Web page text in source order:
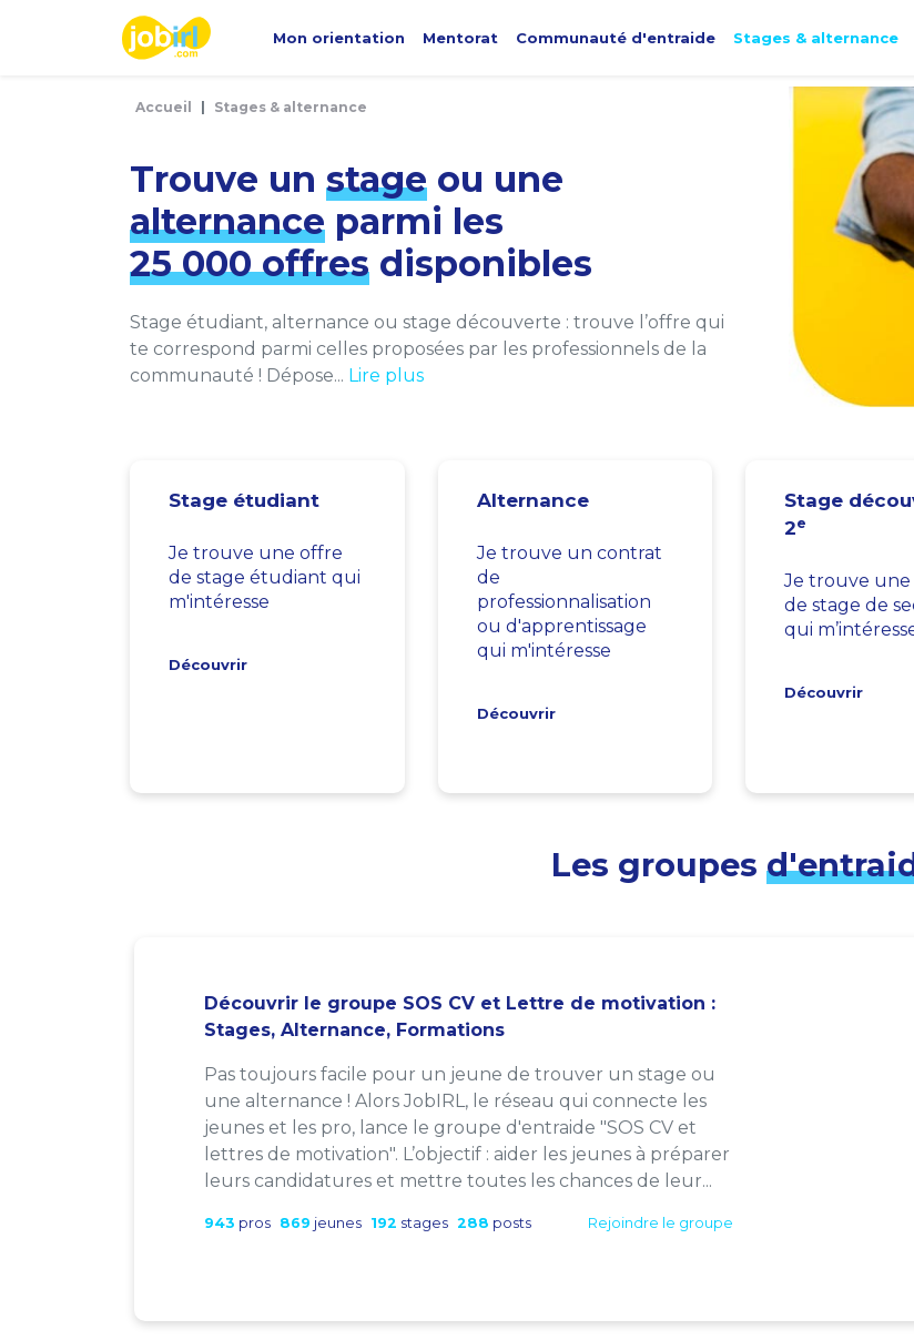
Mon orientation Mentorat Communauté d'entraide Stages & alternance
Accueil Stages & alternance
Trouve un stage ou une
alternance parmi les
25 000 offres disponibles
Stage étudiant, alternance ou stage découverte : trouve l’offre qui
te correspond parmi celles proposées par les professionnels de la
communauté ! Dépose... Lire plus
Stage étudiant
Je trouve une offre
de stage étudiant qui
m'intéresse
Découvrir
Alternance
Je trouve un contrat
de
professionnalisation
ou d'apprentissage
qui m'intéresse
Découvrir
Stage
2e
Je trouve
de stage de
qui
Découvrir
Les groupes
Découvrir le groupe SOS CV et Lettre de motivation :
Stages, Alternance, Formations
Pas toujours facile pour un jeune de trouver un stage ou
une alternance ! Alors JobIRL, le réseau qui connecte les
jeunes et les pro, lance le groupe d'entraide "SOS CV et
lettres de motivation". L’objectif : aider les jeunes à préparer
leurs candidatures et mettre toutes les chances de leur...
943 pros 869 jeunes 192 stages 288 posts Rejoindre le groupe
Panneau de gestion des cookies